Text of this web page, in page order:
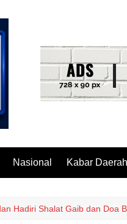
Nasional Kabar Daerah
Hadiri Shalat Gaib dan Doa